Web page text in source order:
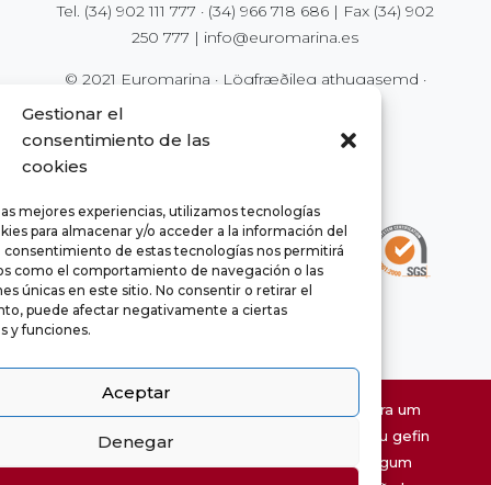
Gestionar el
consentimiento de las
cookies
mejores experiencias, utilizamos tecnologías
para almacenar y/o acceder a la información del
consentimiento de estas tecnologías nos permitirá
como el comportamiento de navegación o las
únicas en este sitio. No consentir o retirar el
puede afectar negativamente a ciertas
y funciones.
Aceptar
Denegar
Tel. (34) 902 111 777 · (34) 966 718 686| Fax (34) 902
250 777 | info@euromarina.es
© 2021 Euromarina · Lögfræðileg athugasemd ·
Persónuvernd
Upplýsingar á vefsíðu eru birtar með fyrirvara um
prentvillur. Stærðir og fermetrafjöldi sem eru gefin
upp eru viðmið og geta breyst af tæknilegum